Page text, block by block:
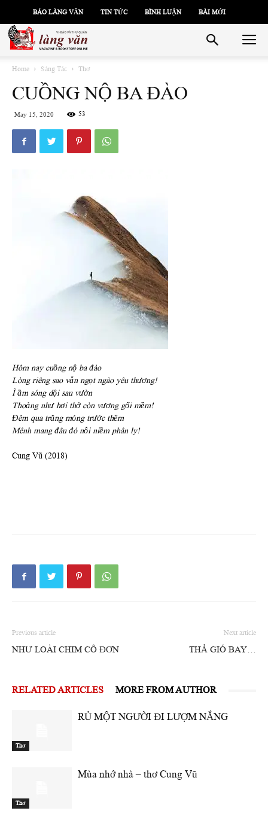
BÁO LÀNG VĂN TIN TỨC BÌNH LUẬN BÀI MỚI
Home Sáng Tác Thơ
CUỒNG NỘ BA ĐÀO
May 15, 2020 53
Hôm nay cuồng nộ ba đào
Lòng riêng sao vẫn ngọt ngào yêu thương!
Ì ầm sóng dội sau vườn
Thoảng như hơi thở còn vương gối mềm!
Đêm qua trăng mỏng trước thềm
Mênh mang đâu đó nỗi niềm phân ly!
Cung Vũ (2018)
Previous article
NHƯ LOÀI CHIM CÔ ĐƠN
Next article
THẢ GIÓ BAY…
RELATED ARTICLES MORE FROM AUTHOR
Thơ
RỦ MỘT NGƯỜI ĐI LƯỢM NẮNG
Thơ
Mùa nhớ nhà – thơ Cung Vũ